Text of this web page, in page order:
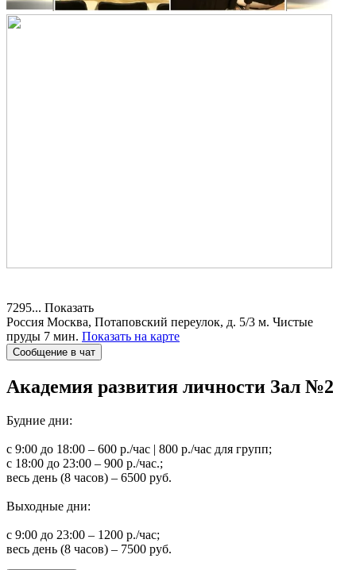
7295... Показать
Россия Москва, Потаповский переулок, д. 5/3 м. Чистые
пруды 7 мин. Показать на карте
Сообщение в чат
Академия развития личности Зал №2
Будние дни:
с 9:00 до 18:00 – 600 р./час | 800 р./час для групп;
с 18:00 до 23:00 – 900 р./час.;
весь день (8 часов) – 6500 руб.
Выходные дни:
с 9:00 до 23:00 – 1200 р./час;
весь день (8 часов) – 7500 руб.